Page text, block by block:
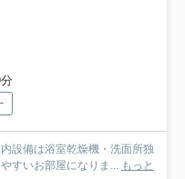
設備は浴室乾燥機・洗面所独
すいお部屋になりま... もっと